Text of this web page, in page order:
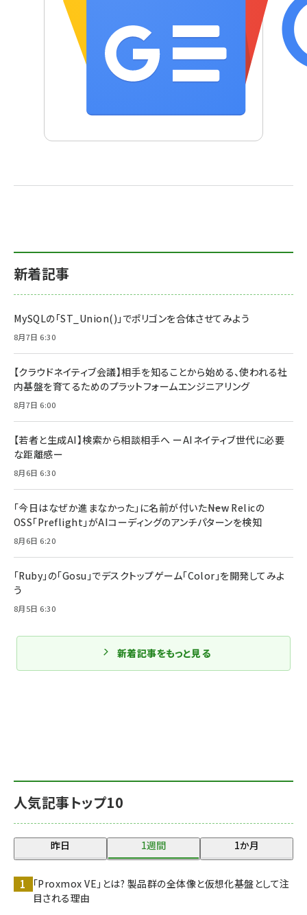
人気記事トップ10
昨日 1週間 1か月
「Proxmox VE」とは? 製品群の全体像と仮想化基盤として注
目される理由
新着記事
MySQLの「ST_Union()」でポリゴンを合体させてみよう
8月7日 6:30
【クラウドネイティブ会議】相手を知ることから始める、使われる社
内基盤を育てるためのプラットフォームエンジニアリング
8月7日 6:00
【若者と生成AI】検索から相談相手へ ーAIネイティブ世代に必要
な距離感ー
8月6日 6:30
「今日はなぜか進まなかった」に名前が付いた――New Relicの
OSS「Preflight」がAIコーディングのアンチパターンを検知
8月6日 6:20
「Ruby」の「Gosu」でデスクトップゲーム「Color」を開発してみよ
う
8月5日 6:30
新着記事をもっと見る